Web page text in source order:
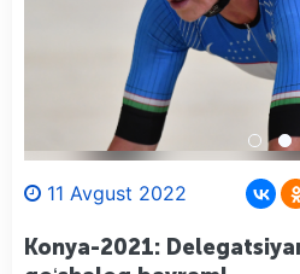
11 Avgust 2022
Konya-2021: